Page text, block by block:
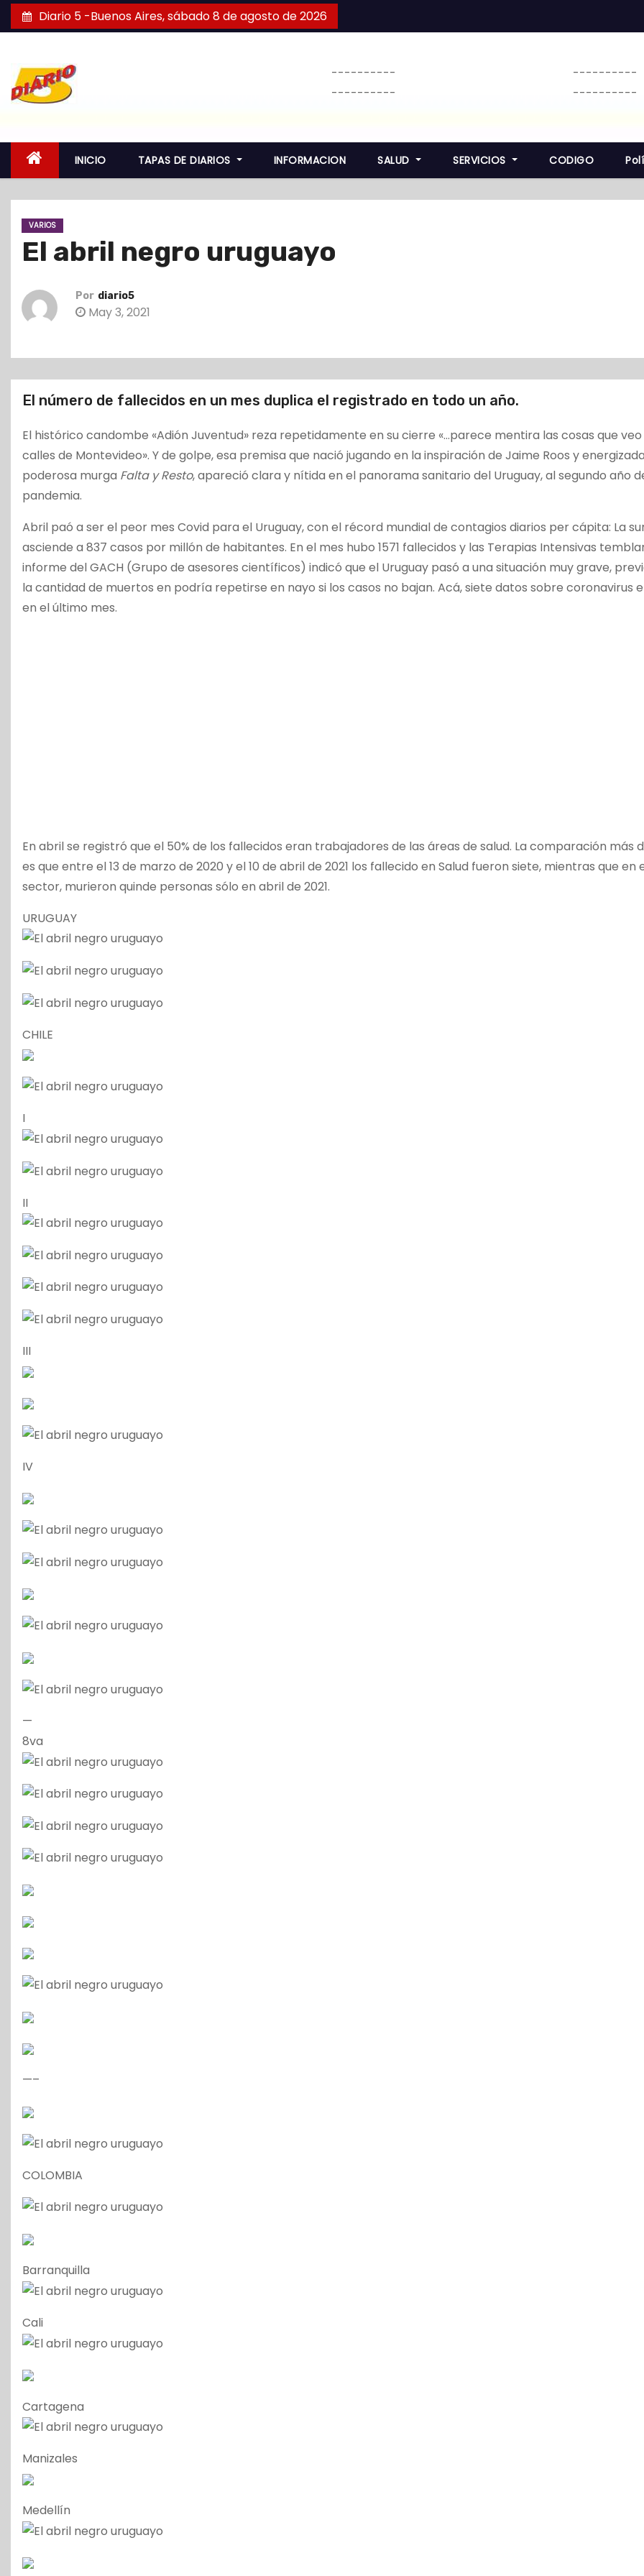
a
Diario 5 -Buenos Aires, sábado 8 de agosto de 2026
----------
----------
----------
----------
INICIO TAPAS DE DIARIOS INFORMACION SALUD SERVICIOS CODIGO
VARIOS
El abril negro uruguayo
Por diario5
May 3, 2021
El número de fallecidos en un mes duplica el registrado en todo un año.
El histórico candombe «Adión Juventud» reza repetidamente en su cierre «…parece mentira las cosas que
calles de Montevideo». Y de golpe, esa premisa que nació jugando en la inspiración de Jaime Roos y
poderosa murga Falta y Resto, apareció clara y nítida en el panorama sanitario del Uruguay, al segundo año
pandemia.
Abril paó a ser el peor mes Covid para el Uruguay, con el récord mundial de contagios diarios per cápita: La
asciende a 837 casos por millón de habitantes. En el mes hubo 1571 fallecidos y las Terapias Intensivas
informe del GACH (Grupo de asesores científicos) indicó que el Uruguay pasó a una situación muy grave,
la cantidad de muertos en podría repetirse en nayo si los casos no bajan. Acá, siete datos sobre coronavirus
en el último mes.
En abril se registró que el 50% de los fallecidos eran trabajadores de las áreas de salud. La comparación más
es que entre el 13 de marzo de 2020 y el 10 de abril de 2021 los fallecido en Salud fueron siete, mientras que en
sector, murieron quinde personas sólo en abril de 2021.
URUGUAY
CHILE
I
II
III
IV
—
8va
—–
COLOMBIA
Barranquilla
Cali
Cartagena
Manizales
Medellín